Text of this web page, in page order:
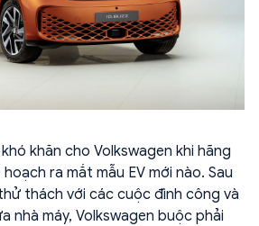
khăn cho Volkswagen khi hãng
ra mắt mẫu EV mới nào. Sau
thách với các cuộc đình công và
nhà máy, Volkswagen buộc phải